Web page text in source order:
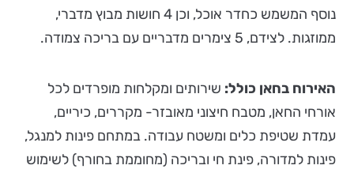
נוסף המשמש כחדר אוכל, וכן 4 חושות מבוץ מדברי,
ממוזגות. לצידם, 5 צימרים מדבריים עם בריכה צמודה.
האירוח בחאן כולל: שירותים ומקלחות מופרדים לכל
אורחי החאן, מטבח חיצוני מאובזר- מקררים, כיריים,
עמדת שטיפת כלים ומשטח עבודה. במתחם פינות למנגל,
פינות למדורה, פינת חי ובריכה (מחוממת בחורף) לשימוש